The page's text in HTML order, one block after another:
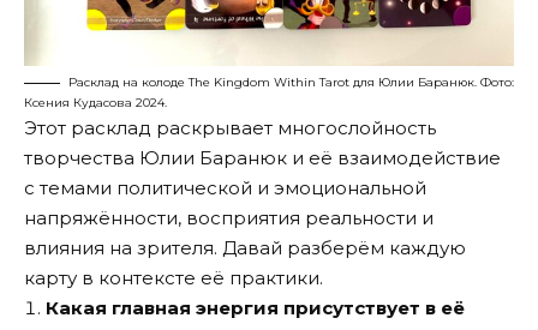
Расклад на колоде The Kingdom Within Tarot для Юлии Баранюк. Фото:
Ксения Кудасова 2024.
Этот расклад раскрывает многослойность
творчества Юлии Баранюк и её взаимодействие
с темами политической и эмоциональной
напряжённости, восприятия реальности и
влияния на зрителя. Давай разберём каждую
карту в контексте её практики.
Какая главная энергия присутствует в её